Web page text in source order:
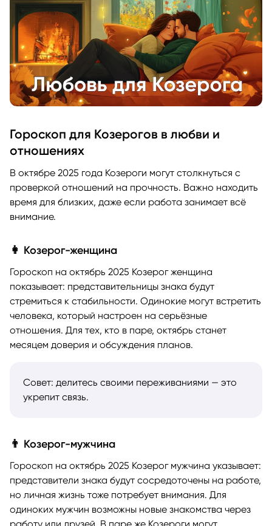
Гороскоп для Козерогов в любви и
отношениях
В октябре 2025 года Козероги могут столкнуться с
проверкой отношений на прочность. Важно находить
время для близких, даже если работа занимает всё
внимание.
👩 Козерог-женщина
Гороскоп на октябрь 2025 Козерог женщина
показывает: представительницы знака будут
стремиться к стабильности. Одинокие могут встретить
человека, который настроен на серьёзные
отношения. Для тех, кто в паре, октябрь станет
месяцем доверия и обсуждения планов.
Совет: делитесь своими переживаниями — это
укрепит связь.
👨 Козерог-мужчина
Гороскоп на октябрь 2025 Козерог мужчина указывает:
представители знака будут сосредоточены на работе,
но личная жизнь тоже потребует внимания. Для
одиноких мужчин возможны новые знакомства через